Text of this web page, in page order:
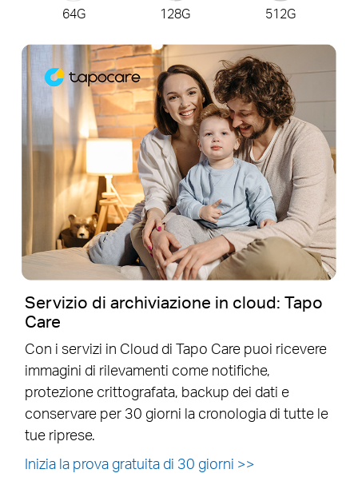
64G 128G 512G
Servizio di archiviazione in cloud: Tapo
Care
Con i servizi in Cloud di Tapo Care puoi ricevere
immagini di rilevamenti come notifiche,
protezione crittografata, backup dei dati e
conservare per 30 giorni la cronologia di tutte le
tue riprese.
Inizia la prova gratuita di 30 giorni >>